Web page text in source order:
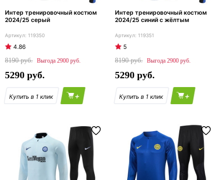
Интер тренировочный костюм
2024/25 серый
119350
4.86
8190
2900
5290
+
Интер тренировочный костюм
2024/25 синий с жёлтым
119351
5
8190
2900
5290
+